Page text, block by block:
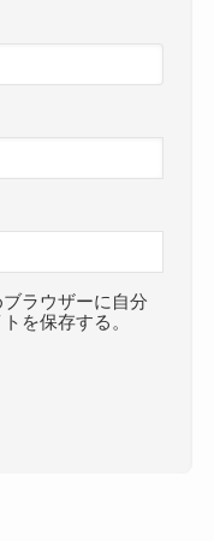
ラウザーに自分
を保存する。